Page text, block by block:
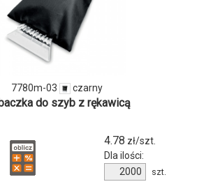
produktu
7780m-
7780m-03 czarny
do szyb z rękawicą
4.78 zł/szt.
Dla ilości:
Ilość
produktu
szt.